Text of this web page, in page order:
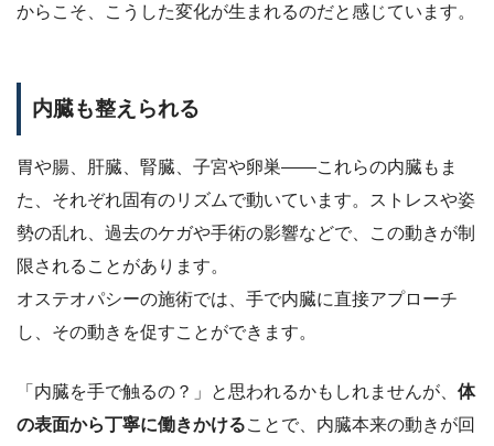
からこそ、こうした変化が生まれるのだと感じています。
内臓も整えられる
胃や腸、肝臓、腎臓、子宮や卵巣——これらの内臓もま
た、それぞれ固有のリズムで動いています。ストレスや姿
勢の乱れ、過去のケガや手術の影響などで、この動きが制
限されることがあります。
オステオパシーの施術では、手で内臓に直接アプローチ
し、その動きを促すことができます。
「内臓を手で触るの？」と思われるかもしれませんが、 体
の表面から丁寧に働きかけることで、内臓本来の動きが回